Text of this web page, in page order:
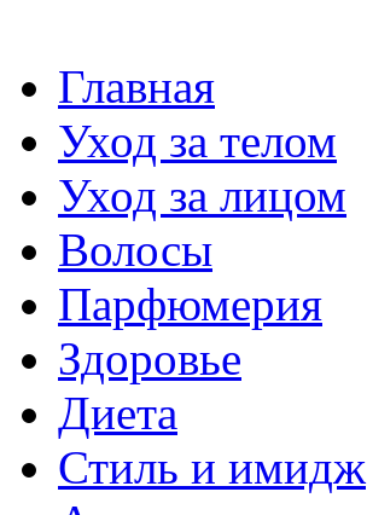
Главная
Уход за телом
Уход за лицом
Волосы
Парфюмерия
Здоровье
Диета
Стиль и имидж